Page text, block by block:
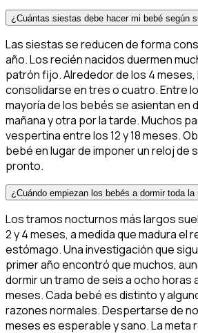
¿Cuántas siestas debe hacer mi bebé según
Las siestas se reducen de forma
año. Los recién nacidos duermen
patrón fijo. Alrededor de los 4
consolidarse en tres o cuatro. Entre
mayoría de los bebés se asientan en
mañana y otra por la tarde. Muchos
vespertina entre los 12 y 18 meses.
bebé en lugar de imponer un reloj de
pronto.
¿Cuándo empiezan los bebés a dormir toda la
Los tramos nocturnos más largos
2 y 4 meses, a medida que madura el
estómago. Una investigación que
primer año encontró que muchos,
dormir un tramo de seis a ocho horas
meses. Cada bebé es distinto y
razones normales. Despertarse de
meses es esperable y sano. La meta